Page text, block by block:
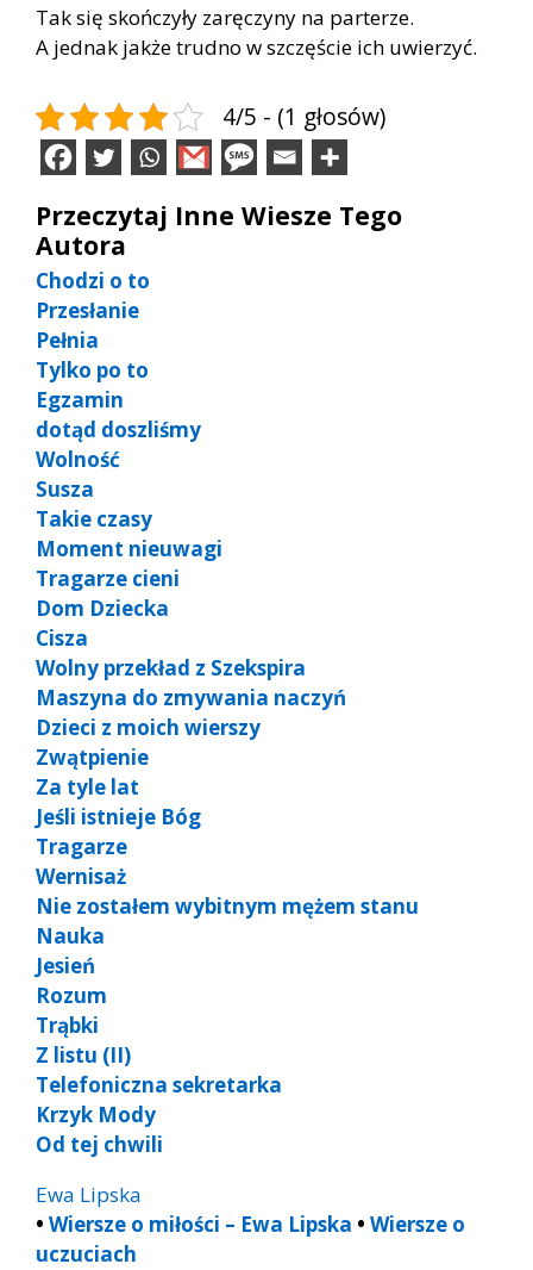
Tak się skończyły zaręczyny na parterze.
A jednak jakże trudno w szczęście ich uwierzyć.
4/5 - (1 głosów)
Przeczytaj Inne Wiesze Tego
Autora
Chodzi o to
Przesłanie
Pełnia
Tylko po to
Egzamin
dotąd doszliśmy
Wolność
Susza
Takie czasy
Moment nieuwagi
Tragarze cieni
Dom Dziecka
Cisza
Wolny przekład z Szekspira
Maszyna do zmywania naczyń
Dzieci z moich wierszy
Zwątpienie
Za tyle lat
Jeśli istnieje Bóg
Tragarze
Wernisaż
Nie zostałem wybitnym mężem stanu
Nauka
Jesień
Rozum
Trąbki
Z listu (II)
Telefoniczna sekretarka
Krzyk Mody
Od tej chwili
Ewa Lipska
• Wiersze o miłości – Ewa Lipska • Wiersze o
uczuciach